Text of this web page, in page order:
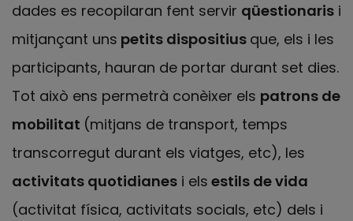
dades es recopilaran fent servir qüestionaris i
mitjançant uns petits dispositius que, els i les
participants, hauran de portar durant set dies.
Tot això ens permetrà conèixer els patrons de
mobilitat (mitjans de transport, temps
transcorregut durant els viatges, etc), les
activitats quotidianes i els estils de vida
(activitat física, activitats socials, etc) dels i